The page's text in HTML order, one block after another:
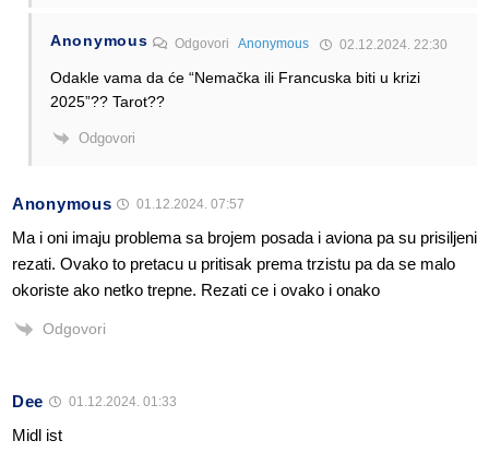
Anonymous OdgovoriAnonymous 02.12.2024. 22:30
Odakle vama da će “Nemačka ili Francuska biti u krizi
2025”?? Tarot??
Odgovori
Anonymous 01.12.2024. 07:57
Ma i oni imaju problema sa brojem posada i aviona pa su prisiljeni
rezati. Ovako to pretacu u pritisak prema trzistu pa da se malo
okoriste ako netko trepne. Rezati ce i ovako i onako
Odgovori
Dee 01.12.2024. 01:33
Midl ist